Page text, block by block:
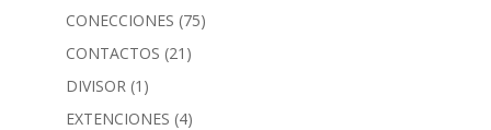
CONECCIONES (75)
CONTACTOS (21)
DIVISOR (1)
EXTENCIONES (4)